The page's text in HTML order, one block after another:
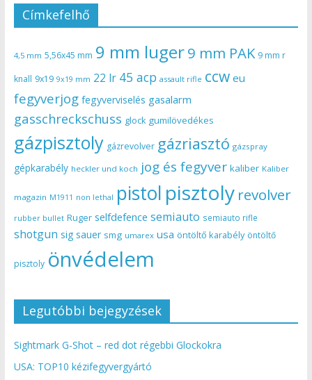
Címkefelhő
4,5 mm 5,56x45 mm 9 mm luger9 mm PAK 9 mm r
knall 9x19 9x19 mm 22 lr 45 acp assault rifle ccw eu
fegyverjog fegyverviselés gasalarm
gasschreckschuss glock gumilövedékes
gázpisztoly gázrevolver gázriasztó gázspray
gépkarabély heckler und koch jog és fegyver kaliber Kaliber
magazin M1911 non lethal pistol pisztoly revolver
rubber bullet Ruger selfdefence semiauto semiauto rifle
shotgun sig sauer smg umarex usa öntöltő karabély öntöltő
pisztoly önvédelem
Legutóbbi bejegyzések
Sightmark G-Shot – red dot régebbi Glockokra
USA: TOP10 kézifegyvergyártó